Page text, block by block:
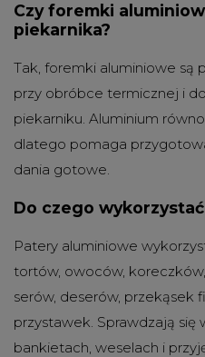
Czy foremki
piekarnika?
Tak, foremki aluminiowe są
przy obróbce termicznej i
piekarniku. Aluminium
dlatego pomaga
dania gotowe.
Do czego
Patery aluminiowe
tortów, owoców,
serów, deserów, przekąsek
przystawek. Sprawdzają się
bankietach, weselach i